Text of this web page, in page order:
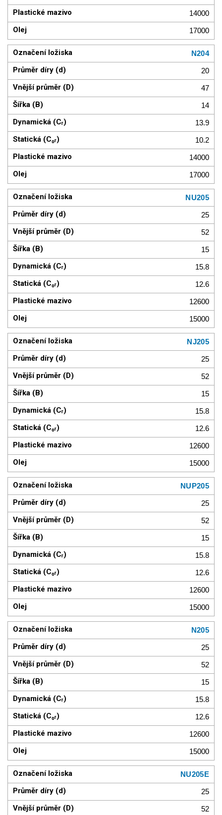
14000
17000
N204
20
47
14
13.9
10.2
14000
17000
NU205
25
52
15
15.8
12.6
12600
15000
NJ205
25
52
15
15.8
12.6
12600
15000
NUP205
25
52
15
15.8
12.6
12600
15000
N205
25
52
15
15.8
12.6
12600
15000
NU205E
25
52